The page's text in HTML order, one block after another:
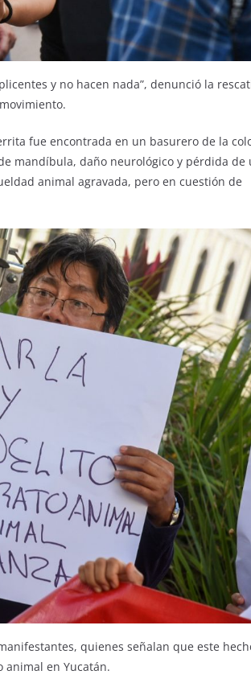
y no hacen nada”, denunció la
fue encontrada en un basurero de la
mandíbula, daño neurológico y pérdida de
animal agravada, pero en cuestión de
quienes señalan que este
animal en Yucatán.